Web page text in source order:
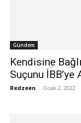
Gündem
Kendisine
Suçunu İBB’ye
Redzeen - Ocak 2, 2022